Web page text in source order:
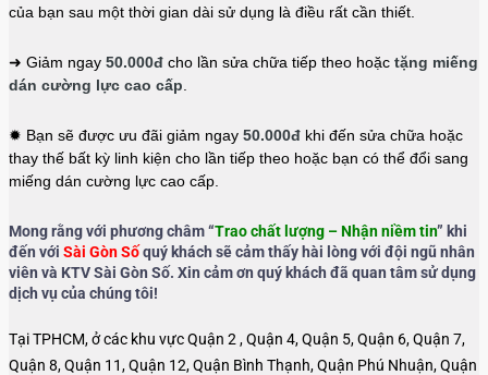
của bạn sau một thời gian dài sử dụng là điều rất cần thiết.
➜ Giảm ngay 50.000đ cho lần sửa chữa tiếp theo hoặc tặng miếng
dán cường lực cao cấp
✹ Bạn sẽ được ưu đãi giảm ngay 50.000đ khi đến sửa chữa hoặc
thay thế bất kỳ linh kiện cho lần tiếp theo hoặc bạn có thể đổi sang
miếng dán cường lực cao cấp.
Mong rằng với phương châm “Trao chất lượng – Nhận niềm tin” khi
đến với Sài Gòn Sốquý khách sẽ cảm thấy hài lòng với đội ngũ nhân
viên và KTV Sài Gòn Số. Xin cảm ơn quý khách đã quan tâm sử dụng
dịch vụ của chúng tôi!
Tại TPHCM, ở các khu vực Quận 2 , Quận 4, Quận 5, Quận 6, Quận 7,
Quận 8, Quận 11, Quận 12, Quận Bình Thạnh, Quận Phú Nhuận, Quận